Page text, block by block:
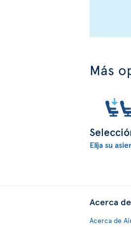
Más
Elija su
Acerca
Acerca de